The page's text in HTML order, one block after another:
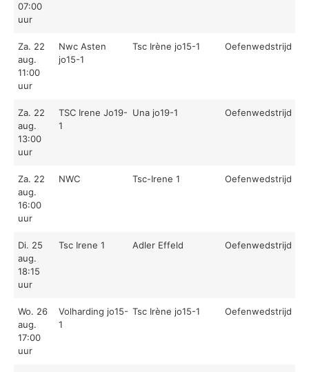
07:00
uur
Za. 22
aug.
11:00
uur
Nwc Asten
jo15-1
Tsc Irène jo15-1 Oefenwedstrijd
Za. 22
aug.
13:00
uur
TSC Irene Jo19-
1
Una jo19-1 Oefenwedstrijd
Za. 22
aug.
16:00
uur
NWC Tsc-Irene 1 Oefenwedstrijd
Di. 25
aug.
18:15
uur
Tsc Irene 1 Adler Effeld Oefenwedstrijd
Wo. 26
aug.
17:00
uur
Volharding jo15-
1
Tsc Irène jo15-1 Oefenwedstrijd